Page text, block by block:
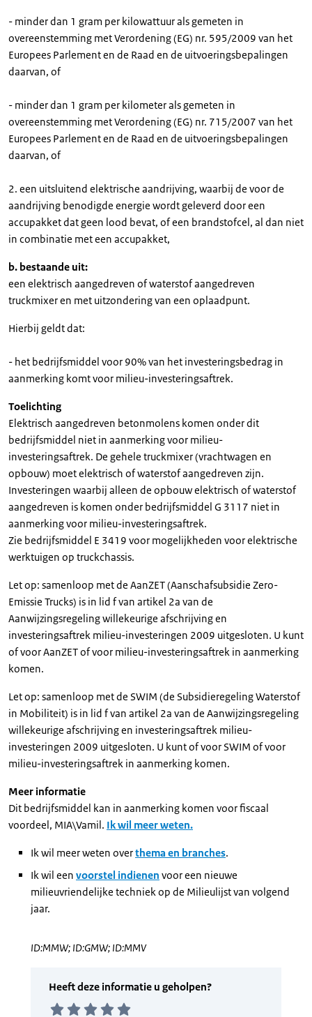
- minder dan 1 gram per kilowattuur als gemeten in
overeenstemming met Verordening (EG) nr. 595/2009 van het
Europees Parlement en de Raad en de uitvoeringsbepalingen
daarvan, of
- minder dan 1 gram per kilometer als gemeten in
overeenstemming met Verordening (EG) nr. 715/2007 van het
Europees Parlement en de Raad en de uitvoeringsbepalingen
daarvan, of
2. een uitsluitend elektrische aandrijving, waarbij de voor de
aandrijving benodigde energie wordt geleverd door een
accupakket dat geen lood bevat, of een brandstofcel, al dan niet
in combinatie met een accupakket,
b. bestaande uit:
een elektrisch aangedreven of waterstof aangedreven
truckmixer en met uitzondering van een oplaadpunt.
Hierbij geldt dat:
- het bedrijfsmiddel voor 90% van het investeringsbedrag in
aanmerking komt voor milieu-investeringsaftrek.
Toelichting
Elektrisch aangedreven betonmolens komen onder dit
bedrijfsmiddel niet in aanmerking voor milieu-
investeringsaftrek. De gehele truckmixer (vrachtwagen en
opbouw) moet elektrisch of waterstof aangedreven zijn.
Investeringen waarbij alleen de opbouw elektrisch of waterstof
aangedreven is komen onder bedrijfsmiddel G 3117 niet in
aanmerking voor milieu-investeringsaftrek.
Zie bedrijfsmiddel E 3419 voor mogelijkheden voor elektrische
werktuigen op truckchassis.
Let op: samenloop met de AanZET (Aanschafsubsidie Zero-
Emissie Trucks) is in lid f van artikel 2a van de
Aanwijzingsregeling willekeurige afschrijving en
investeringsaftrek milieu-investeringen 2009 uitgesloten. U kunt
of voor AanZET of voor milieu-investeringsaftrek in aanmerking
komen.
Let op: samenloop met de SWIM (de Subsidieregeling Waterstof
in Mobiliteit) is in lid f van artikel 2a van de Aanwijzingsregeling
willekeurige afschrijving en investeringsaftrek milieu-
investeringen 2009 uitgesloten. U kunt of voor SWIM of voor
milieu-investeringsaftrek in aanmerking komen.
Meer informatie
Dit bedrijfsmiddel kan in aanmerking komen voor fiscaal
voordeel, MIA\Vamil. Ik wil meer weten.
Ik wil meer weten overthema en branches.
Ik wil een voorstel indienen voor een nieuwe
milieuvriendelijke techniek op de Milieulijst van volgend
jaar.
ID:MMW; ID:GMW; ID:MMV